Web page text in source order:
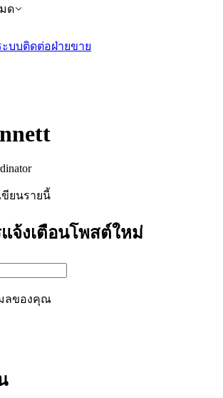
ด
ะบบติดต่อฝ่ายขาย
ขียนรายนี้
จ้งเตือนโพสต์ใหม่
มลของคุณ